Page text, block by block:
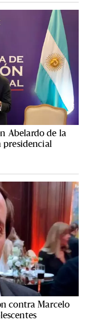
Abelardo de la
presidencial
contra Marcelo